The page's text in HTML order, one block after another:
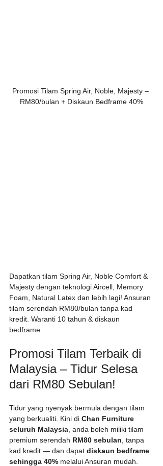
Promosi Tilam Spring Air, Noble, Majesty –
RM80/bulan + Diskaun Bedframe 40%
Dapatkan tilam Spring Air, Noble Comfort &
Majesty dengan teknologi Aircell, Memory
Foam, Natural Latex dan lebih lagi! Ansuran
tilam serendah RM80/bulan tanpa kad
kredit. Waranti 10 tahun & diskaun
bedframe.
Promosi Tilam Terbaik di
Malaysia – Tidur Selesa
dari RM80 Sebulan!
Tidur yang nyenyak bermula dengan tilam
yang berkualiti. Kini di Chan Furniture
seluruh Malaysia , anda boleh miliki tilam
premium serendah RM80 sebulan , tanpa
kad kredit — dan dapat diskaun bedframe
sehingga 40% melalui Ansuran mudah.